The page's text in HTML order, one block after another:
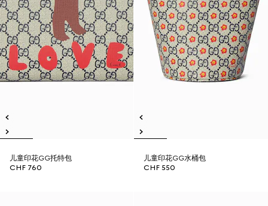
儿童印花GG托特包
CHF 760
儿童印花GG水桶包
CHF 550